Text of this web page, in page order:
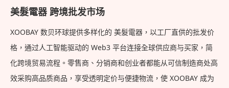
美髮電器 跨境批发市场
XOOBAY 数贝环球提供多样化的 美髮電器，以工厂直供的批发价
格，通过人工智能驱动的 Web3 平台连接全球供应商与买家，简
化跨境贸易流程。零售商、分销商和创业者都能从可信制造商处高
效采购高品质商品，享受透明定价与便捷物流，使 XOOBAY 成为